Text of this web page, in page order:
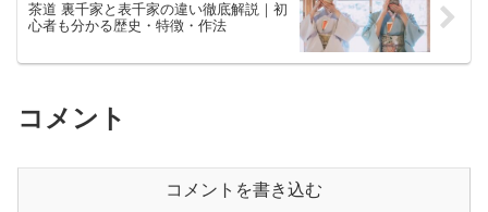
茶道 裏千家と表千家の違い徹底解説｜初
心者も分かる歴史・特徴・作法
コメント
コメントを書き込む